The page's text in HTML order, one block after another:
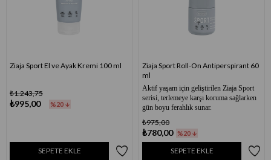
Ziaja Sport El ve Ayak Kremi 100 ml
₺995,00
₺1.243,75
%20
SEPETE EKLE
Ziaja Sport Roll-On Antiperspirant 60
ml
Aktif yaşam için geliştirilen Ziaja Sport
serisi, terlemeye karşı koruma sağlarken
gün boyu ferahlık sunar.
₺780,00
₺975,00
%20
SEPETE EKLE